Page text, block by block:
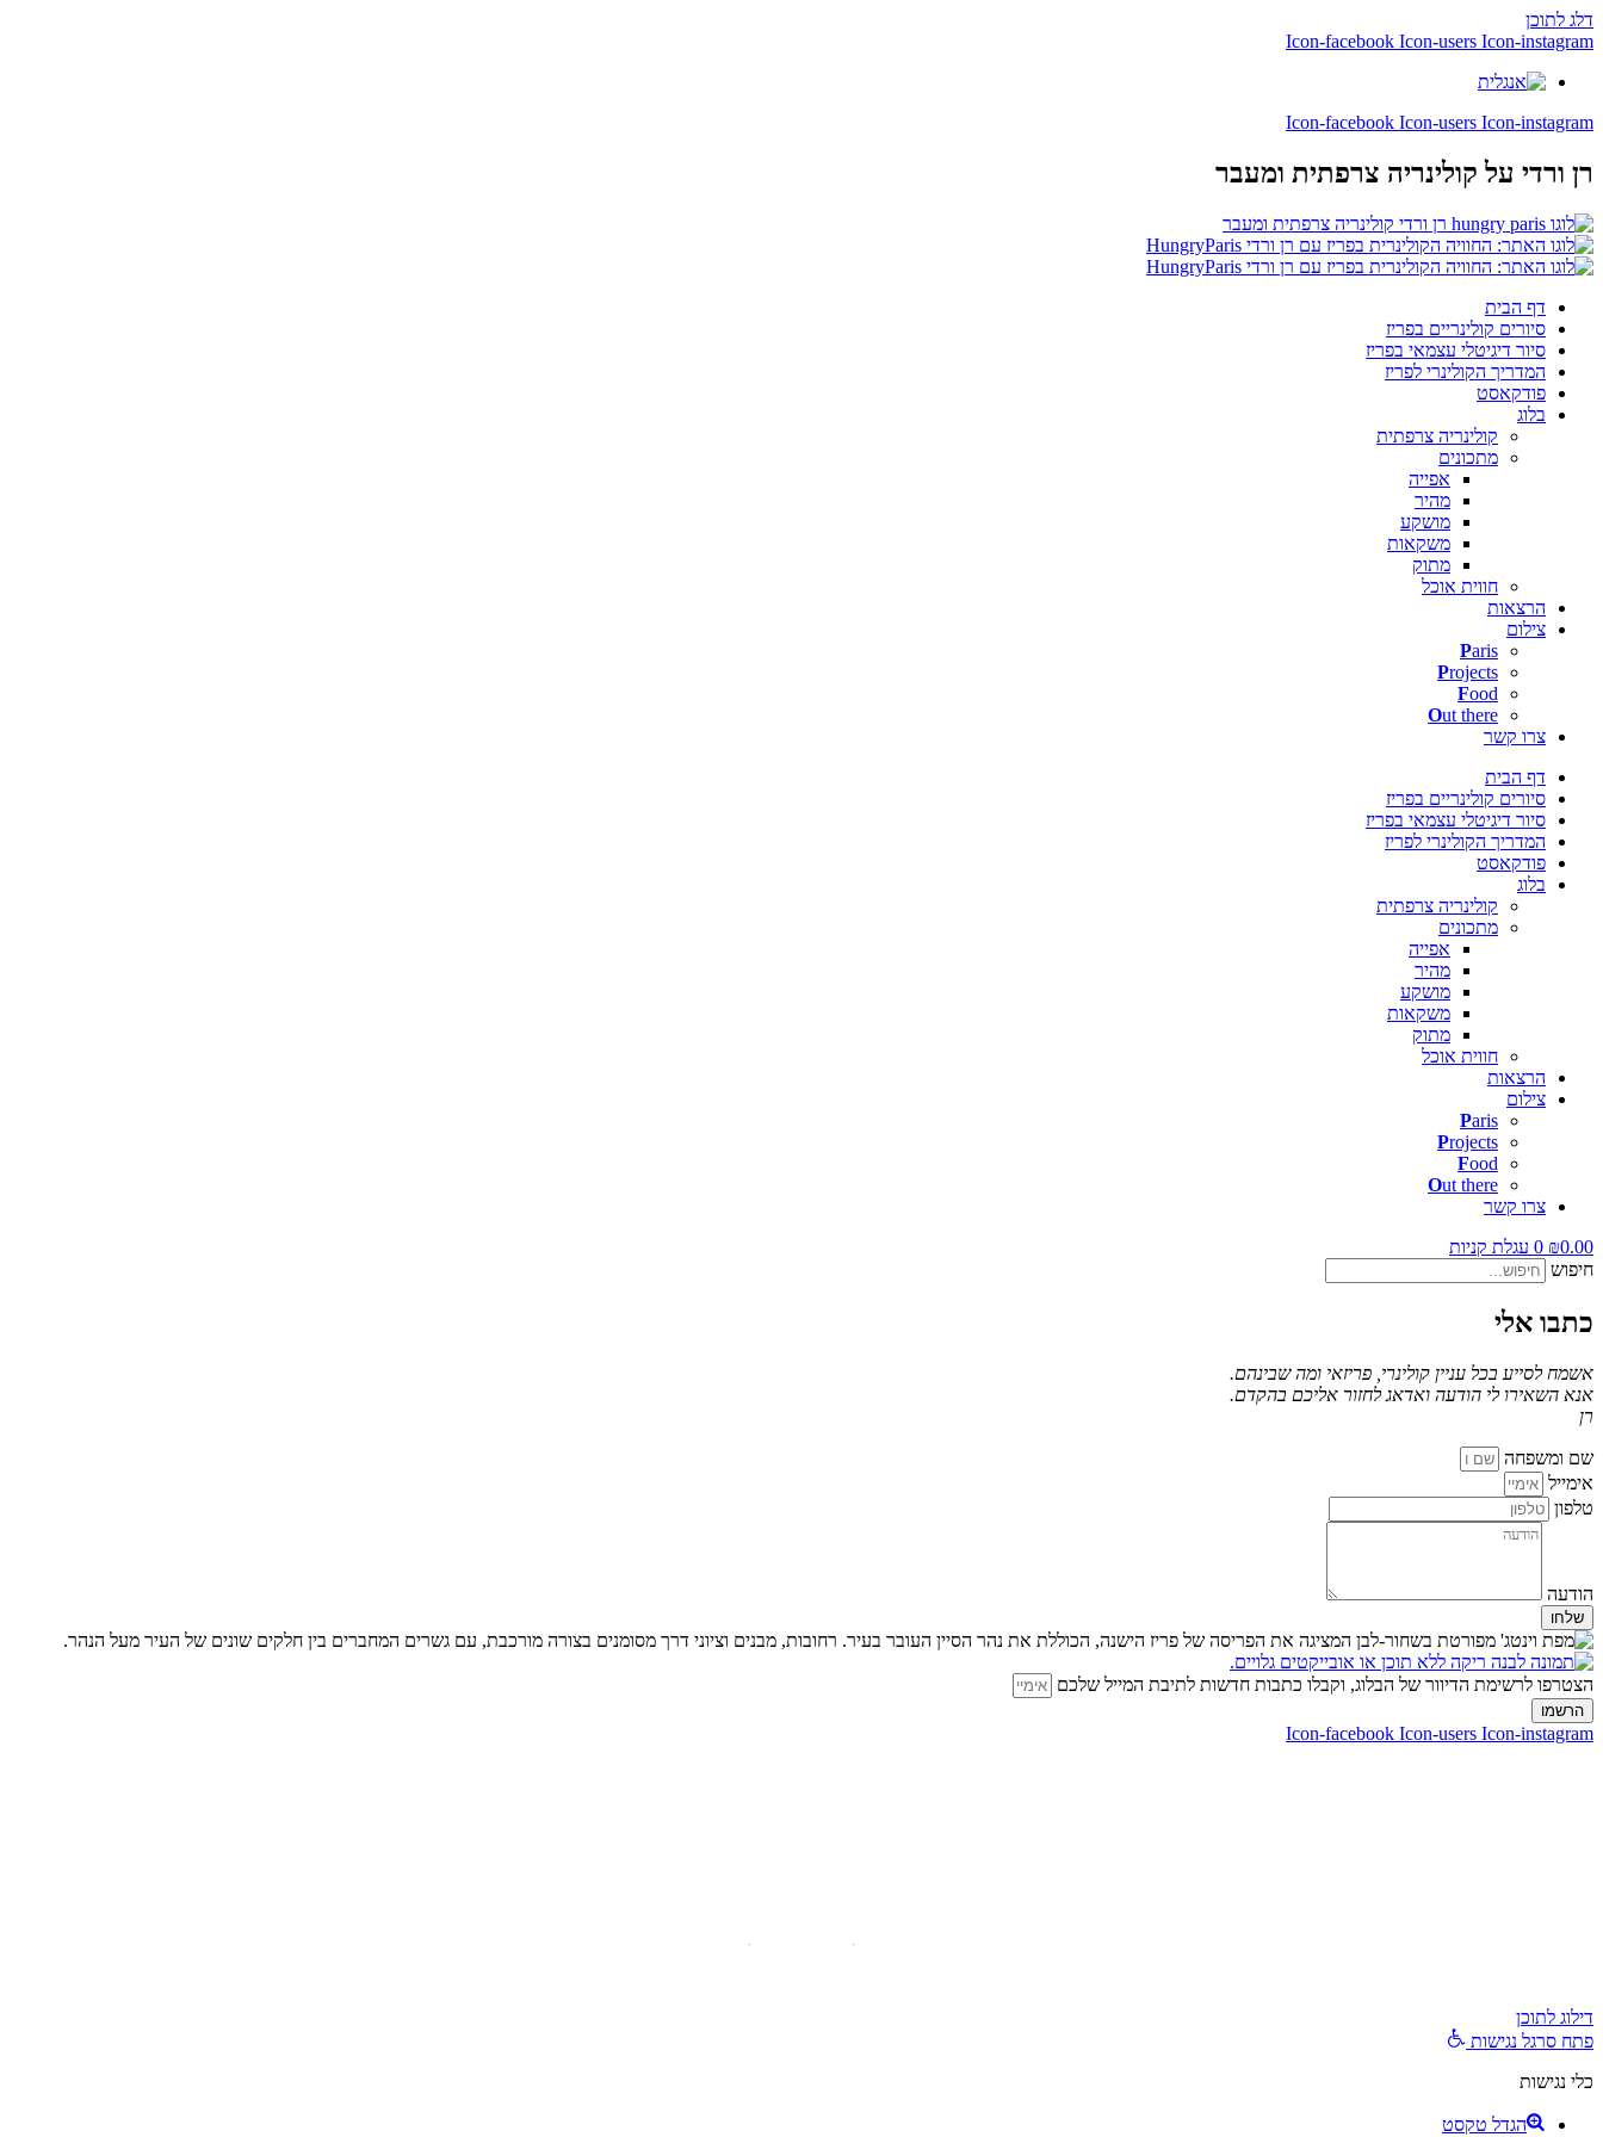
דלג לתוכן
Icon-facebook Icon-users Icon-instagram
Icon-facebook Icon-users Icon-instagram
רן ורדי על קולינריה צרפתית ומעבר
דף הבית
סיורים קולינריים בפריז
סיור דיגיטלי עצמאי בפריז
המדריך הקולינרי לפריז
פודקאסט
בלוג
קולינריה צרפתית
מתכונים
אפייה
מהיר
מושקע
משקאות
מתוק
חווית אוכל
הרצאות
צילום
Paris
Projects
Food
Out there
צרו קשר
דף הבית
סיורים קולינריים בפריז
סיור דיגיטלי עצמאי בפריז
המדריך הקולינרי לפריז
פודקאסט
בלוג
קולינריה צרפתית
מתכונים
אפייה
מהיר
מושקע
משקאות
מתוק
חווית אוכל
הרצאות
צילום
Paris
Projects
Food
Out there
צרו קשר
₪0.00
0 עגלת קניות
חיפוש
כתבו אלי
אשמח לסייע בכל עניין קולינרי, פריזאי ומה שבינהם.
אנא השאירו לי הודעה ואדאג לחזור אליכם בהקדם.
רן
שם ומשפחה
אימייל
טלפון
הודעה
שלחו
הצטרפו לרשימת הדיוור של הבלוג, וקבלו כתבות חדשות לתיבת המייל שלכם
הרשמו
Icon-facebook Icon-users Icon-instagram
דילוג לתוכן
פתח סרגל נגישות
כלי נגישות
הגדל טקסט